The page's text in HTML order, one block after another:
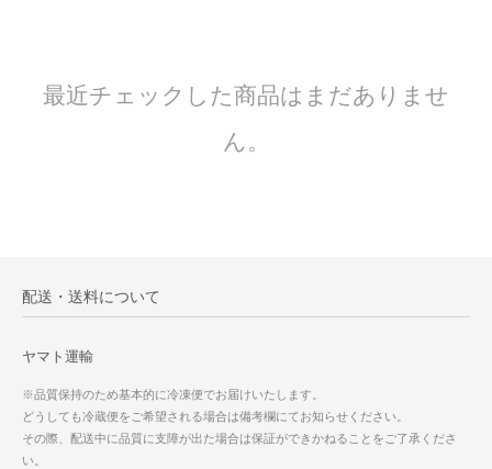
最近チェックした商品はまだありませ
ん。
配送・送料について
ヤマト運輸
※品質保持のため基本的に冷凍便でお届けいたします。
どうしても冷蔵便をご希望される場合は備考欄にてお知らせください。
その際、配送中に品質に支障が出た場合は保証ができかねることをご了承くださ
い。